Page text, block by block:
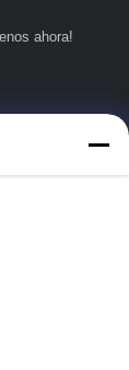
ahora!